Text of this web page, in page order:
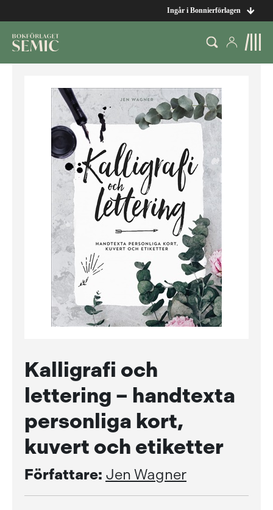
Ingår i Bonnierförlagen
Kalligrafi och
lettering – handtexta
personliga kort,
kuvert och etiketter
Författare: Jen Wagner